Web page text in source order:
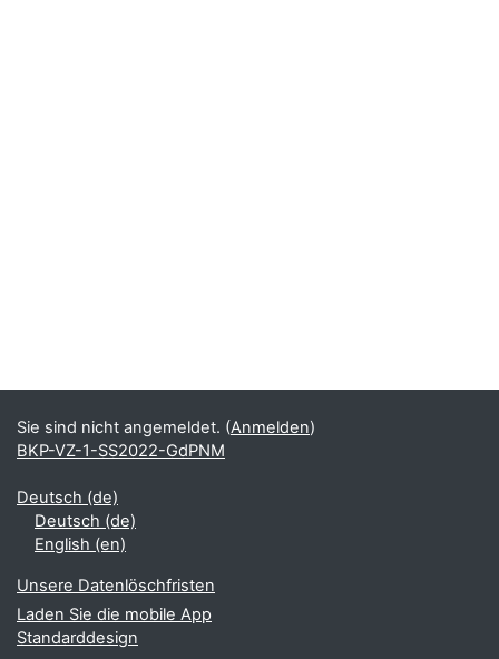
Sie sind nicht angemeldet. (Anmelden)
BKP-VZ-1-SS2022-GdPNM
Deutsch ‎(de)‎
Deutsch ‎(de)‎
English ‎(en)‎
Unsere Datenlöschfristen
Laden Sie die mobile App
Standarddesign